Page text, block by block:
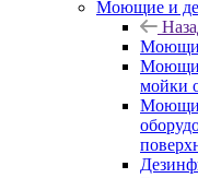
Моющие и
мойки